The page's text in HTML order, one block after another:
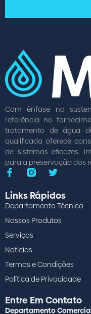
Com ênfase na
referência no
tratamento de água
qualificada oferece
de sistemas eficazes,
para a preservação dos
Links Rápidos
Departamento Técnico
Nossos Produtos
Serviços
Noticias
Termos e Condições
Política de Privacidade
Entre Em Contato
Departamento